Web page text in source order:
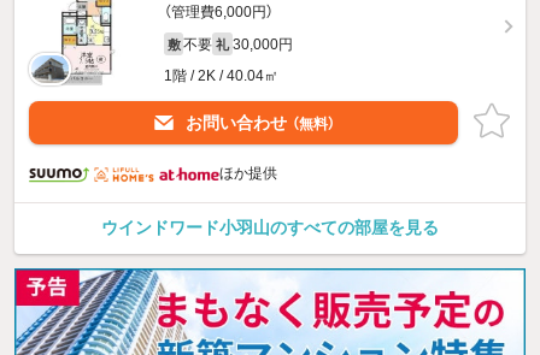
（管理費6,000円）
敷 不要 礼 30,000円
1階 / 2K / 40.04㎡
お問い合わせ （無料）
ほか提供
ウインドワード小羽山のすべての部屋を見る